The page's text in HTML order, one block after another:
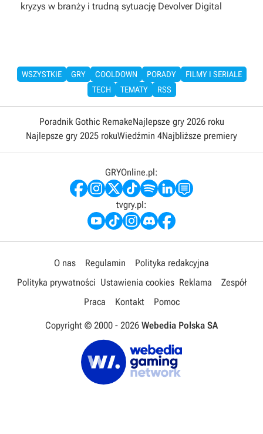
kryzys w branży i trudną sytuację Devolver Digital
WSZYSTKIE GRY COOLDOWN PORADY
FILMY I SERIALE
TECH
TEMATY RSS
Poradnik Gothic RemakeNajlepsze gry 2026 roku
Najlepsze gry 2025 rokuWiedźmin 4Najbliższe premiery
GRYOnline.pl:
tvgry.pl:
O nas Regulamin
Polityka redakcyjna
Polityka prywatności Ustawienia cookies Reklama
Zespół
Praca
Kontakt Pomoc
Copyright © 2000 - 2026 Webedia Polska SA